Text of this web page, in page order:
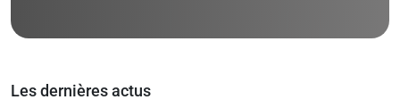
Les dernières actus